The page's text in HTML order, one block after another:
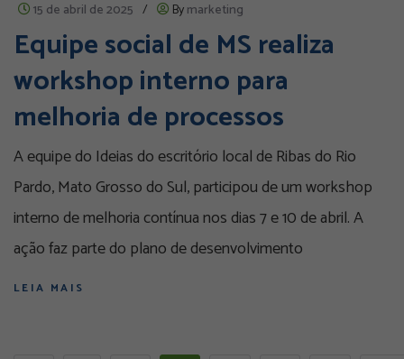
15 de abril de 2025 / Bymarketing
Equipe social de MS realiza
workshop interno para
melhoria de processos
A equipe do Ideias do escritório local de Ribas do Rio
Pardo, Mato Grosso do Sul, participou de um workshop
interno de melhoria contínua nos dias 7 e 10 de abril. A
ação faz parte do plano de desenvolvimento
LEIA MAIS